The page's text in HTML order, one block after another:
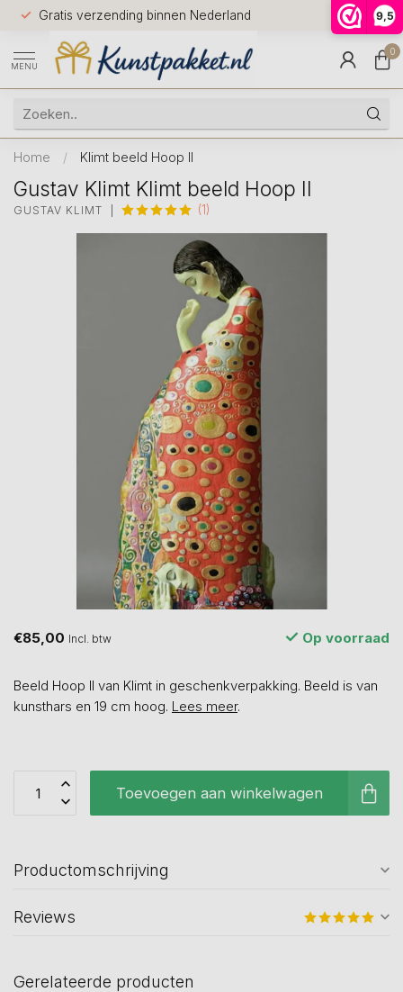
9,5
Gratis verzending binnen Nederland
Voor
huis
9.5
MENU
0
Home / Klimt beeld Hoop II
Gustav Klimt Klimt beeld Hoop II
GUSTAV KLIMT (1)
€85,00 Incl. btw Op voorraad
Beeld Hoop II van Klimt in geschenkverpakking. Beeld is van
kunsthars en 19 cm hoog. Lees meer.
Toevoegen aan winkelwagen
Productomschrijving
Reviews
Gerelateerde producten